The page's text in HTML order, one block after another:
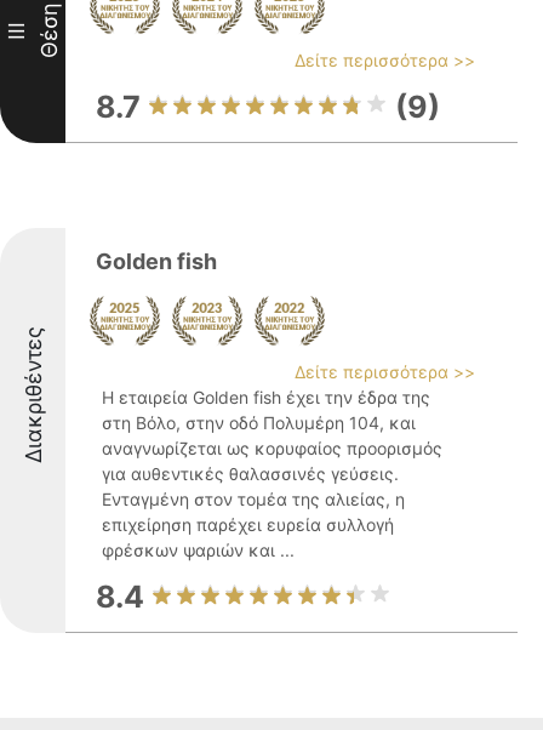
III Θέση
Δείτε περισσότερα >>
8.7 (9)
Διακριθέντες
Golden fish
Δείτε περισσότερα >>
Η εταιρεία Golden fish έχει την έδρα της
στη Βόλο, στην οδό Πολυμέρη 104, και
αναγνωρίζεται ως κορυφαίος προορισμός
για αυθεντικές θαλασσινές γεύσεις.
Ενταγμένη στον τομέα της αλιείας, η
επιχείρηση παρέχει ευρεία συλλογή
φρέσκων ψαριών και ...
8.4